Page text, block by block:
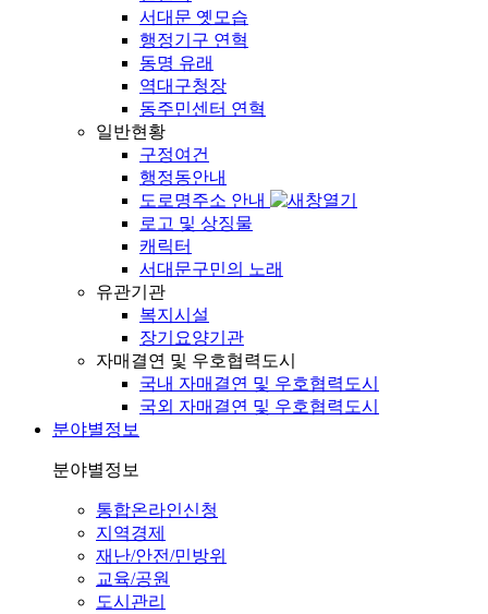
서대문 옛모습
행정기구 연혁
동명 유래
역대구청장
동주민센터 연혁
일반현황
구정여건
행정동안내
도로명주소 안내
로고 및 상징물
캐릭터
서대문구민의 노래
유관기관
복지시설
장기요양기관
자매결연 및 우호협력도시
국내 자매결연 및 우호협력도시
국외 자매결연 및 우호협력도시
분야별정보
분야별정보
통합온라인신청
지역경제
재난/안전/민방위
교육/공원
도시관리